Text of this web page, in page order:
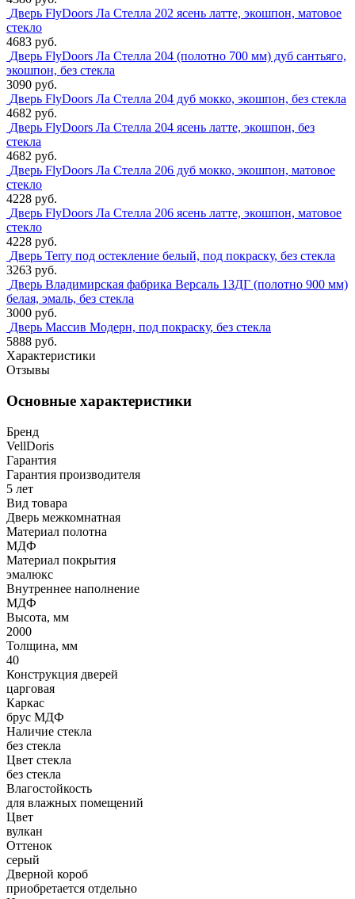
Дверь FlyDoors Ла Стелла 202 ясень латте, экошпон, матовое
стекло
4683 руб.
Дверь FlyDoors Ла Стелла 204 (полотно 700 мм) дуб сантьяго,
экошпон, без стекла
3090 руб.
Дверь FlyDoors Ла Стелла 204 дуб мокко, экошпон, без стекла
4682 руб.
Дверь FlyDoors Ла Стелла 204 ясень латте, экошпон, без
стекла
4682 руб.
Дверь FlyDoors Ла Стелла 206 дуб мокко, экошпон, матовое
стекло
4228 руб.
Дверь FlyDoors Ла Стелла 206 ясень латте, экошпон, матовое
стекло
4228 руб.
Дверь Terry под остекление белый, под покраску, без стекла
3263 руб.
Дверь Владимирская фабрика Версаль 13ДГ (полотно 900 мм)
белая, эмаль, без стекла
3000 руб.
Дверь Массив Модерн, под покраску, без стекла
5888 руб.
Характеристики
Отзывы
Основные характеристики
Бренд
VellDoris
Гарантия
Гарантия производителя
5 лет
Вид товара
Дверь межкомнатная
Материал полотна
МДФ
Материал покрытия
эмалюкс
Внутреннее наполнение
МДФ
Высота, мм
2000
Толщина, мм
40
Конструкция дверей
царговая
Каркас
брус МДФ
Наличие стекла
без стекла
Цвет стекла
без стекла
Влагостойкость
для влажных помещений
Цвет
вулкан
Оттенок
серый
Дверной короб
приобретается отдельно